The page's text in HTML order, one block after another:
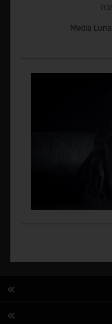
Media